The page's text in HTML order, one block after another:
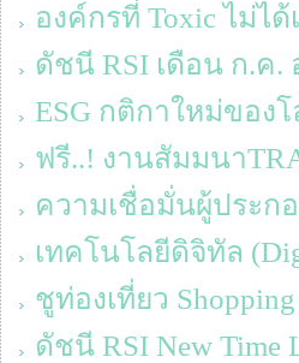
องค์กรที่ Toxic ไม่ไ
ดัชนี RSI เดือน ก.ค.
ESG กติกาใหม่ของ
ฟรี..! งานสัมมนา
ความเชื่อมั่นผู้ประก
เทคโนโลยีดิจิทัล
ชูท่องเที่ยว
ดัชนี RSI New